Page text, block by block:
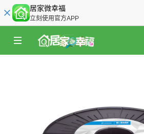
居家微幸福
立刻使用官方APP